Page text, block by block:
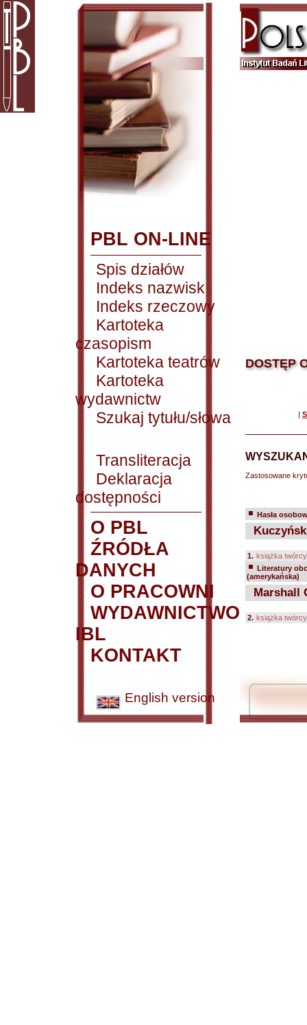
PBL ON-LINE
Spis działów
Indeks nazwisk
Indeks rzeczowy
Kartoteka
czasopism
Kartoteka teatrów
Kartoteka
wydawnictw
Szukaj tytułu/słowa
Transliteracja
Deklaracja
dostępności
O PBL
ŹRÓDŁA
DANYCH
O PRACOWNI
WYDAWNICTWO
IBL
KONTAKT
English version
DOSTĘP
|
Zastosowane
Hasła
1. książka
Literatury
(amerykańska)
Marshall
2. książka